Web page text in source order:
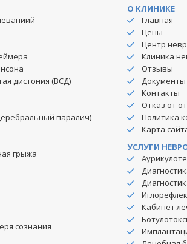
дистония (ВСД)
паралич)
грыжа
сознания
О КЛИНИКЕ
Главная
Цены
Центр
Клиника
Отзывы
Документы
Контакты
Отказ от
Политика
Карта
УСЛУГИ
Кабинет